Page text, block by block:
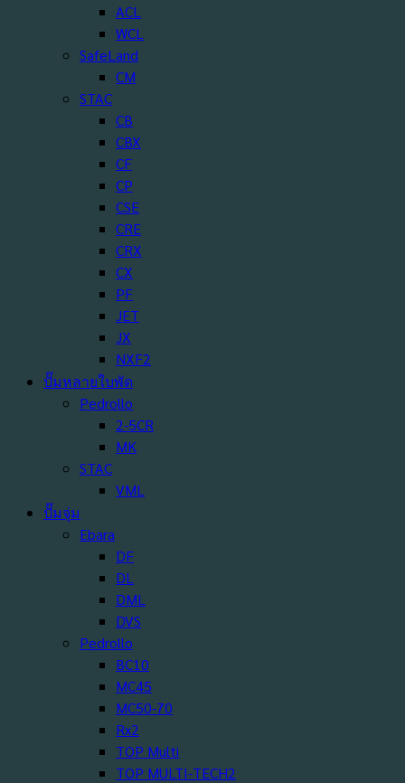
ACL
WCL
SafeLand
CM
STAC
CB
CBX
CF
CP
CSE
CRE
CRX
CX
PF
JET
JX
NXF2
ปั๊มหลายใบพัด
Pedrollo
2-5CR
MK
STAC
VML
ปั๊มจุ่ม
Ebara
DF
DL
DML
DVS
Pedrollo
BC10
MC45
MC50-70
Rx2
TOP Multi
TOP MULTI-TECH2